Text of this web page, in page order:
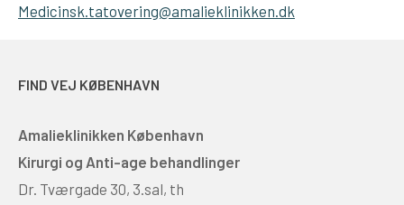
Medicinsk.tatovering@amalieklinikken.dk
FIND VEJ KØBENHAVN
Amalieklinikken København
Kirurgi og Anti-age behandlinger
Dr. Tværgade 30, 3.sal, th